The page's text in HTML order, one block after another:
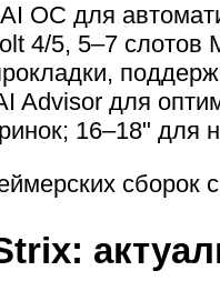
для
4/5, 5–7 слотов
Advisor для
16–18" для
сборок